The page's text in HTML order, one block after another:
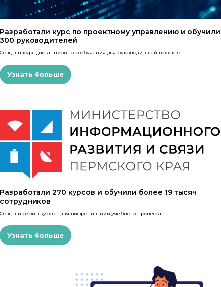
Разработали курс по проектному управлению и обучили
300 руководителей
Создали курс дистанционного обучения для руководителей проектов
Узнать больше
Разработали 270 курсов и обучили более 19 тысяч
сотрудников
Создали серию курсов для цифровизации учебного процесса
Узнать больше